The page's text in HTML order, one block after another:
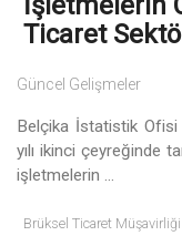
Ticaret
Güncel Gelişmeler
Belçika İstatistik Ofisi
yılı ikinci çeyreğinde
işletmelerin ...
Brüksel Ticaret Müşavirliği